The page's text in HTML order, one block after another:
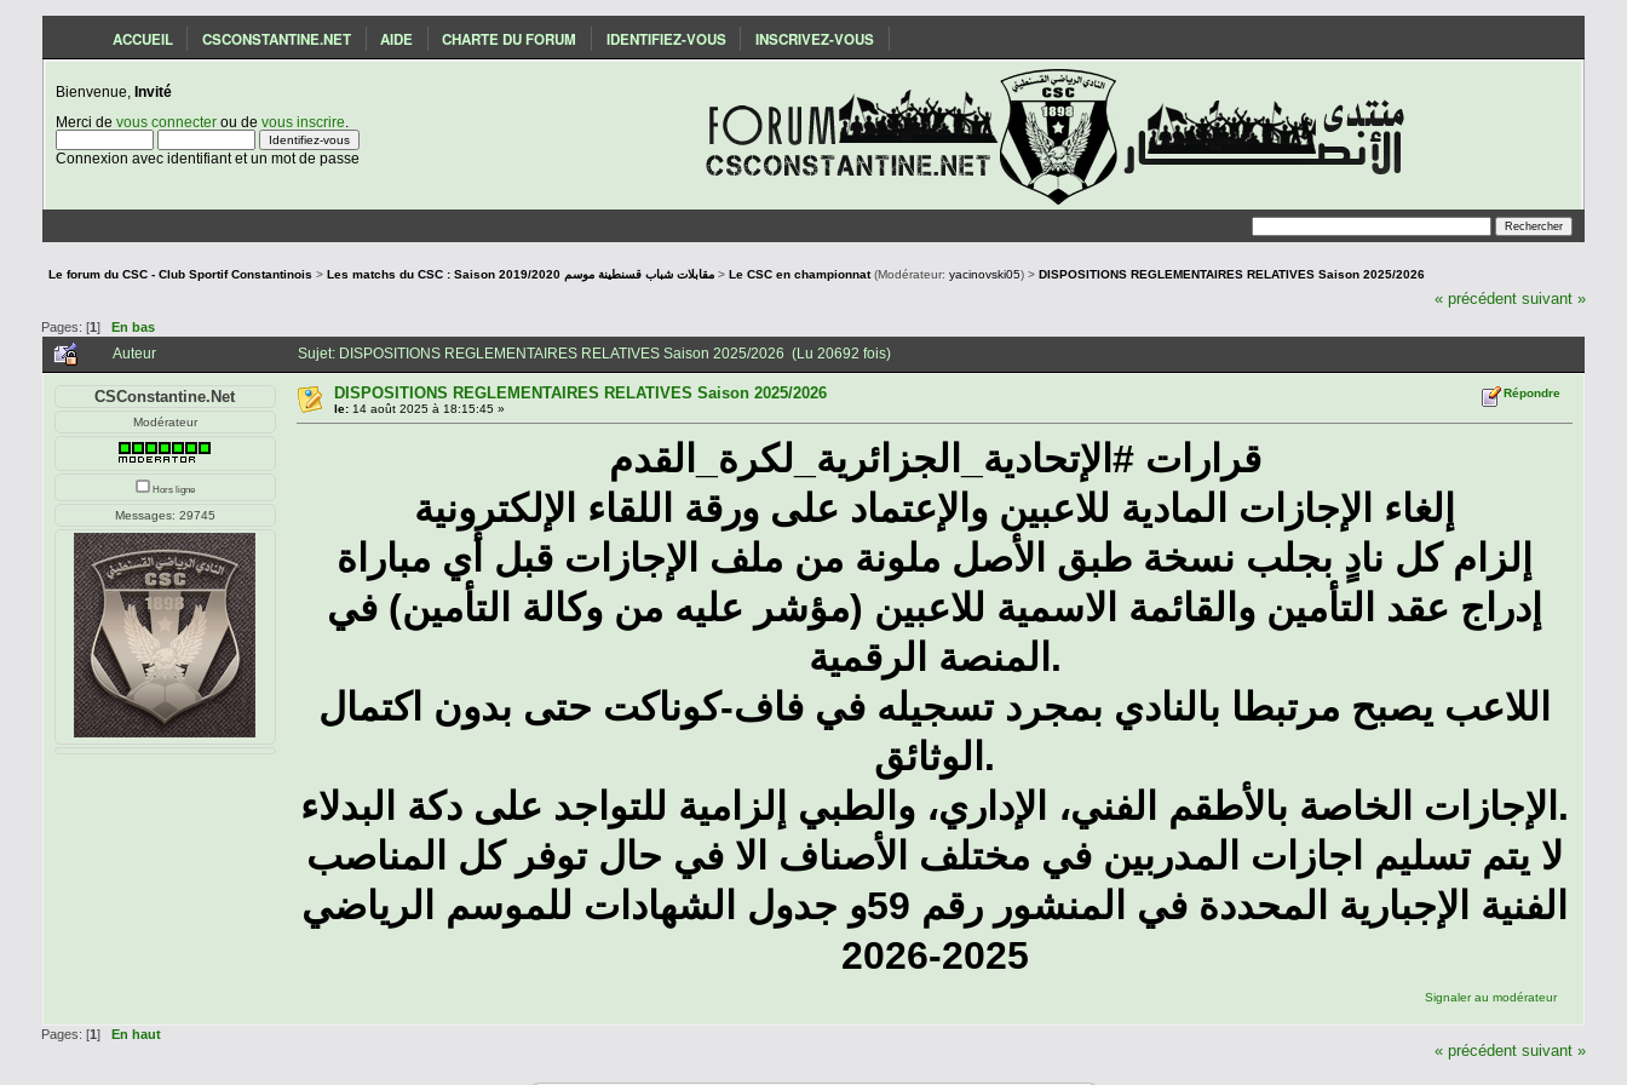
ACCUEIL CSCONSTANTINE.NET AIDE CHARTE DU FORUM IDENTIFIEZ-VOUS INSCRIVEZ-VOUS
Bienvenue, Invité
Merci de vous connecterou de vous inscrire
Connexion avec identifiant et un mot de passe
Le forum du CSC - Club Sportif Constantinois > Les matchs du CSC : Saison 2019/2020 مقابلات شباب قسنطينة موسم >Le CSC en championnat(Modérateur:yacinovski05) >DISPOSITIONS REGLEMENTAIRES RELATIVES Saison 2025/2026
« précédent suivant »
Pages: [1] En bas
Auteur Sujet: DISPOSITIONS REGLEMENTAIRES RELATIVES Saison 2025/2026 (Lu 20692 fois)
CSConstantine.Net
Modérateur
Hors ligne
Messages: 29745
DISPOSITIONS REGLEMENTAIRES RELATIVES Saison 2025/2026
le:14 août 2025 à 18:15:45 »
Répondre
قرارات #الإتحادية_الجزائرية_لكرة_القدم
إلغاء الإجازات المادية للاعبين والإعتماد على ورقة اللقاء الإلكترونية
إلزام كل نادٍ بجلب نسخة طبق الأصل ملونة من ملف الإجازات قبل أي مباراة
إدراج عقد التأمين والقائمة الاسمية للاعبين (مؤشر عليه من وكالة التأمين) في
المنصة الرقمية.
اللاعب يصبح مرتبطا بالنادي بمجرد تسجيله في فاف-كوناكت حتى بدون اكتمال
الوثائق.
الإجازات الخاصة بالأطقم الفني، الإداري، والطبي إلزامية للتواجد على دكة البدلاء.
لا يتم تسليم اجازات المدربين في مختلف الأصناف الا في حال توفر كل المناصب
الفنية الإجبارية المحددة في المنشور رقم 59و جدول الشهادات للموسم الرياضي
2025-2026
Signaler au modérateur
Pages: [1] En haut
« précédent suivant »